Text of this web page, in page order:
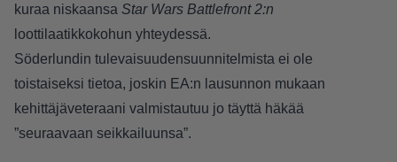
kuraa niskaansa Star Wars Battlefront 2:n
loottilaatikkokohun yhteydessä.
Söderlundin tulevaisuudensuunnitelmista ei ole
toistaiseksi tietoa, joskin EA:n lausunnon mukaan
kehittäjäveteraani valmistautuu jo täyttä häkää
”seuraavaan seikkailuunsa”.